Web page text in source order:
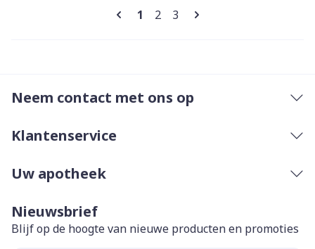
Pagina's
U lees momenteel pagina
1 Pagina
2 Pagina
3
Neem contact met ons op
Klantenservice
Uw apotheek
Nieuwsbrief
Blijf op de hoogte van nieuwe producten en promoties